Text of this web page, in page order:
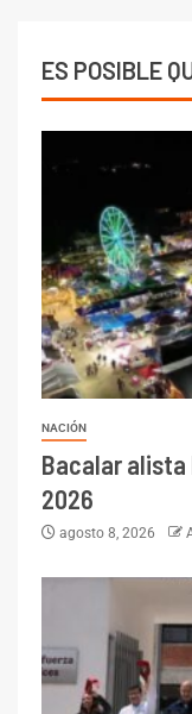
ES POSIBLE
NACIÓN
Bacalar alista
2026
agosto 8, 2026